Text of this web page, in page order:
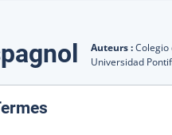
Auteurs :Colegio
Universidad